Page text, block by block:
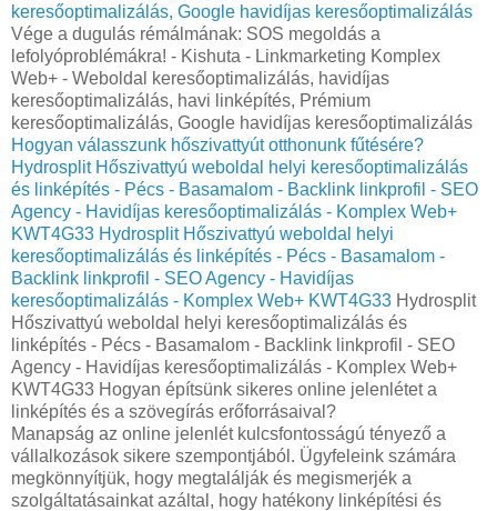
keresőoptimalizálás, Google havidíjas keresőoptimalizálás
Vége a dugulás rémálmának: SOS megoldás a
lefolyóproblémákra! - Kishuta - Linkmarketing Komplex
Web+ - Weboldal keresőoptimalizálás, havidíjas
keresőoptimalizálás, havi linképítés, Prémium
keresőoptimalizálás, Google havidíjas keresőoptimalizálás
Hogyan válasszunk hőszivattyút otthonunk fűtésére?
Hydrosplit Hőszivattyú weboldal helyi keresőoptimalizálás
és linképítés - Pécs - Basamalom - Backlink linkprofil - SEO
Agency - Havidíjas keresőoptimalizálás - Komplex Web+
KWT4G33 Hydrosplit Hőszivattyú weboldal helyi
keresőoptimalizálás és linképítés - Pécs - Basamalom -
Backlink linkprofil - SEO Agency - Havidíjas
keresőoptimalizálás - Komplex Web+ KWT4G33 Hydrosplit
Hőszivattyú weboldal helyi keresőoptimalizálás és
linképítés - Pécs - Basamalom - Backlink linkprofil - SEO
Agency - Havidíjas keresőoptimalizálás - Komplex Web+
KWT4G33 Hogyan építsünk sikeres online jelenlétet a
linképítés és a szövegírás erőforrásaival?
Manapság az online jelenlét kulcsfontosságú tényező a
vállalkozások sikere szempontjából. Ügyfeleink számára
megkönnyítjük, hogy megtalálják és megismerjék a
szolgáltatásainkat azáltal, hogy hatékony linképítési és